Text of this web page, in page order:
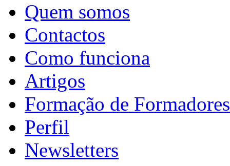
Quem somos
Contactos
Como funciona
Artigos
Formação de Formadores
Perfil
Newsletters